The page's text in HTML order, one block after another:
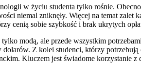
w życiu studenta tylko rośnie.
niemal zniknęły. Więcej na temat zalet
cenią sobie szybkość i brak ukrytych
modą, ale przede wszystkim
Z kolei studenci, którzy
Kluczem jest świadome korzystanie